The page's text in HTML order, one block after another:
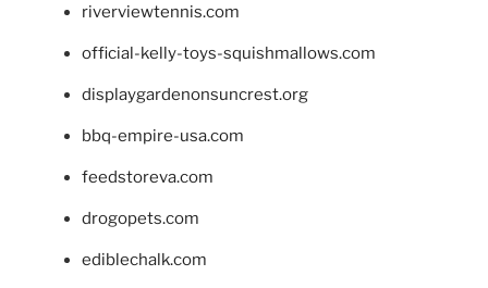
riverviewtennis.com
official-kelly-toys-squishmallows.com
displaygardenonsuncrest.org
bbq-empire-usa.com
feedstoreva.com
drogopets.com
ediblechalk.com